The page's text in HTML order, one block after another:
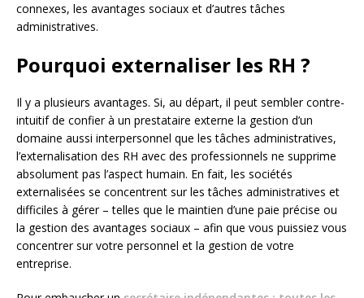
connexes, les avantages sociaux et d’autres tâches
administratives.
Pourquoi externaliser les RH ?
Il y a plusieurs avantages. Si, au départ, il peut sembler contre-
intuitif de confier à un prestataire externe la gestion d’un
domaine aussi interpersonnel que les tâches administratives,
l’externalisation des RH avec des professionnels ne supprime
absolument pas l’aspect humain. En fait, les sociétés
externalisées se concentrent sur les tâches administratives et
difficiles à gérer – telles que le maintien d’une paie précise ou
la gestion des avantages sociaux – afin que vous puissiez vous
concentrer sur votre personnel et la gestion de votre
entreprise.